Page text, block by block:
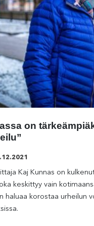
on
Kaj Kunnas on
keskittyy vain
haluaa korostaa urheilun